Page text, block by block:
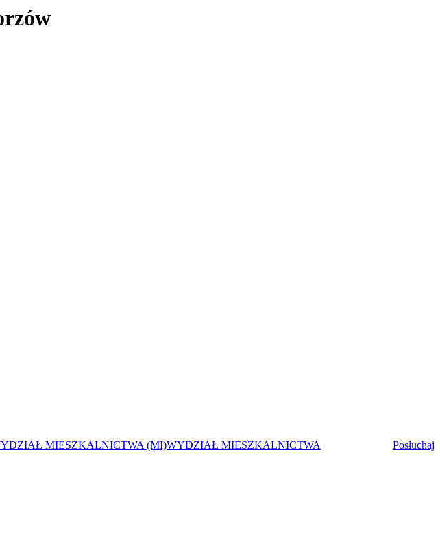
Posłuchaj
MIESZKALNICTWA (MI)WYDZIAŁ MIESZKALNICTWA